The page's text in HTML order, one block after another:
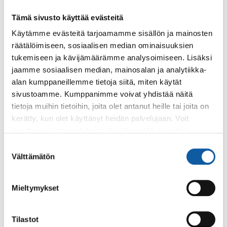
Tämä sivusto käyttää evästeitä
Käytämme evästeitä tarjoamamme sisällön ja mainosten
räätälöimiseen, sosiaalisen median ominaisuuksien
tukemiseen ja kävijämäärämme analysoimiseen. Lisäksi
jaamme sosiaalisen median, mainosalan ja analytiikka-
alan kumppaneillemme tietoja siitä, miten käytät
sivustoamme. Kumppanimme voivat yhdistää näitä
tietoja muihin tietoihin, joita olet antanut heille tai joita on
kerätty, kun olet käyttänyt heidän palvelujaan. Voit
valinta
Välttämätön
Mieltymykset
Tilastot
Esitelmä Tarina Karjalankannaksen
Äyräpäänjärvestä
Tapahtumat 19.5. klo 17:00–20:00
"KULMAT KUNTOON " Oksien keruu Oinilassa
Sivut
Paimion parantolan lähiympäristössä sijaitseva opastettu
Sivut